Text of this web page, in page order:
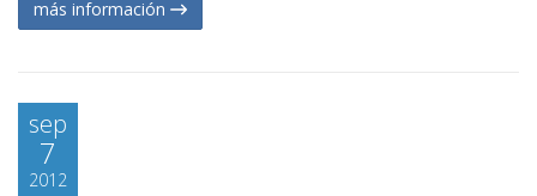
más información
sep
7
2012